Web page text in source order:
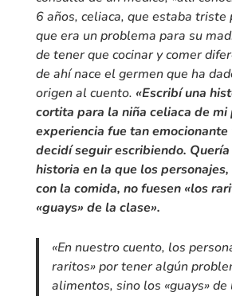
6 años, celiaca, que estaba triste
que era un problema para su
de tener que cocinar y comer
de ahí nace el germen que ha
origen al cuento. «Escribí una
cortita para la niña celiaca de mi
experiencia fue tan
decidí seguir escribiendo.
historia en la que los
con la comida, no fuesen «los
«guays» de la clase».
«En nuestro cuento, los
raritos» por tener algún
alimentos, sino los «guays» de